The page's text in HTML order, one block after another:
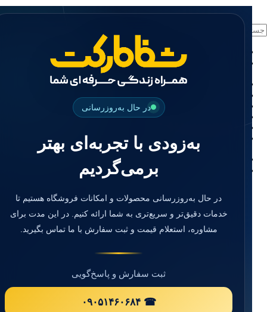
در حال به‌روزرسانی
به‌زودی با تجربه‌ای بهتر
برمی‌گردیم
در حال به‌روزرسانی محصولات و امکانات فروشگاه هستیم تا
خدمات دقیق‌تر و سریع‌تری به شما ارائه کنیم. در این مدت برای
مشاوره، استعلام قیمت و ثبت سفارش با ما تماس بگیرید.
ثبت سفارش و پاسخ‌گویی
☎ ۰۹۰۵۱۴۶۰۶۸۴
مواد ترمیمی
آمالگام
کامپوزیت
کامپوزیت فلو
بلیچینگ
مواد ترمیمی عمومی